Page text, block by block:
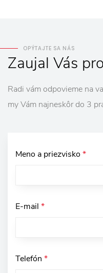
OPÝTAJTE SA NÁS
Zaujal Vás
Radi vám odpovieme na
my Vám najneskôr do 3
Meno a priezvisko *
E-mail *
Telefón *